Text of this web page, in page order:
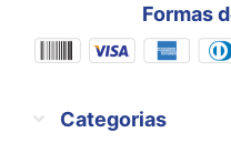
Formas
Categorias